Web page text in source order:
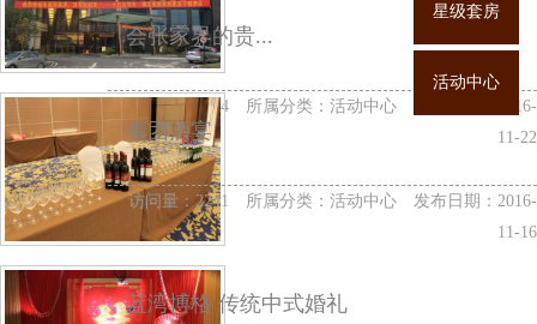
星级套房
活动中心
会张家界的贵...
访问量：2454 所属分类： 活动中心 发布日期：2016-
11-22
泰团酒宴
访问量：2241 所属分类： 活动中心 发布日期：2016-
11-16
蓝湾博格 传统中式婚礼